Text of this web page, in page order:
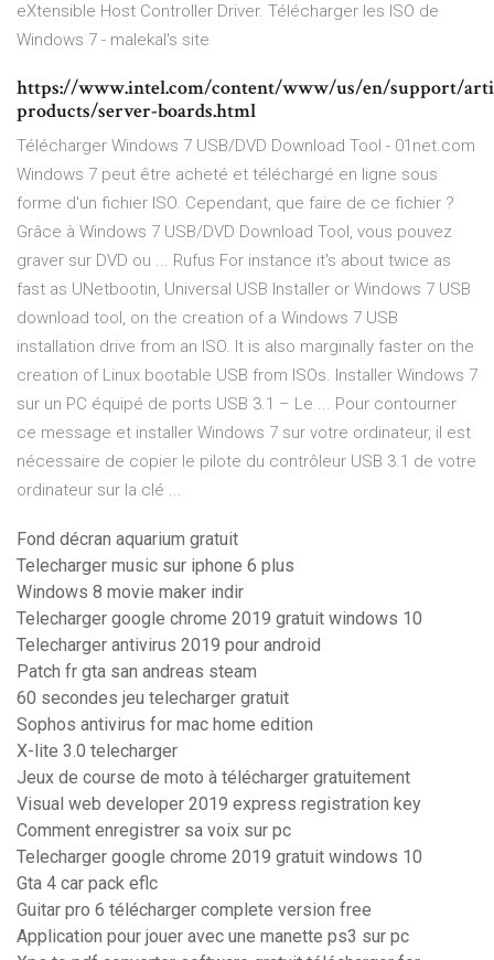
eXtensible Host Controller Driver. Télécharger les ISO de
Windows 7 - malekal's site
https://www.intel.com/content/www/us/en/support/
products/server-boards.html
Télécharger Windows 7 USB/DVD Download Tool - 01net.com
Windows 7 peut être acheté et téléchargé en ligne sous
forme d'un fichier ISO. Cependant, que faire de ce fichier ?
Grâce à Windows 7 USB/DVD Download Tool, vous pouvez
graver sur DVD ou ... Rufus For instance it's about twice as
fast as UNetbootin, Universal USB Installer or Windows 7 USB
download tool, on the creation of a Windows 7 USB
installation drive from an ISO. It is also marginally faster on the
creation of Linux bootable USB from ISOs. Installer Windows 7
sur un PC équipé de ports USB 3.1 – Le ... Pour contourner
ce message et installer Windows 7 sur votre ordinateur, il est
nécessaire de copier le pilote du contrôleur USB 3.1 de votre
ordinateur sur la clé ...
Fond décran aquarium gratuit
Telecharger music sur iphone 6 plus
Windows 8 movie maker indir
Telecharger google chrome 2019 gratuit windows 10
Telecharger antivirus 2019 pour android
Patch fr gta san andreas steam
60 secondes jeu telecharger gratuit
Sophos antivirus for mac home edition
X-lite 3.0 telecharger
Jeux de course de moto à télécharger gratuitement
Visual web developer 2019 express registration key
Comment enregistrer sa voix sur pc
Telecharger google chrome 2019 gratuit windows 10
Gta 4 car pack eflc
Guitar pro 6 télécharger complete version free
Application pour jouer avec une manette ps3 sur pc